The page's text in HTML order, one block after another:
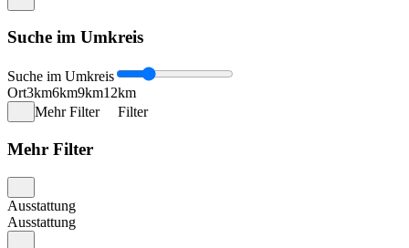
Suche im Umkreis
Suche im Umkreis
Ort3km6km9km12km
Mehr Filter
Filter
Mehr Filter
Ausstattung
Ausstattung